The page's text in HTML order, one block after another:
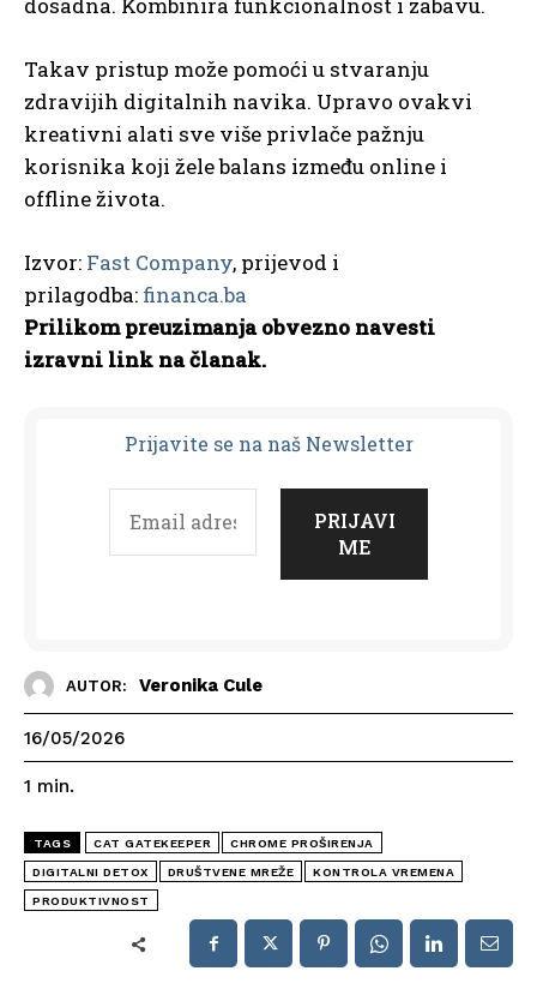
Takav pristup može pomoći u stvaranju
zdravijih digitalnih navika. Upravo ovakvi
kreativni alati sve više privlače pažnju
korisnika koji žele balans između online i
offline života.
Izvor: Fast Company, prijevod i
prilagodba: financa.ba
Prilikom preuzimanja obvezno navesti
izravni link na članak.
Prijavite se na naš Newsletter
AUTOR: Veronika Cule
16/05/2026
1 min.
TAGS CAT GATEKEEPER CHROME PROŠIRENJA
DIGITALNI DETOX DRUŠTVENE MREŽE KONTROLA VREMENA
PRODUKTIVNOST